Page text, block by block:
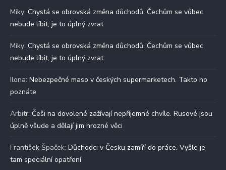
Miky: Chystá se obrovská změna důchodů. Čechům se vůbec
nebude líbit, je to úplný zvrat
Miky: Chystá se obrovská změna důchodů. Čechům se vůbec
nebude líbit, je to úplný zvrat
Ilona: Nebezpečné maso v českých supermarketech. Takto ho
poznáte
Arbitr: Češi na dovolené zažívají nepříjemné chvíle. Rusové jsou
úplně všude a dělají jim hrozné věci
František Špaček: Důchodci v Česku zamíří do práce. Vyšle je
tam speciální opatření